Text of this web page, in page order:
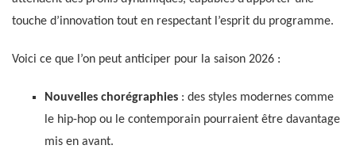
touche d’innovation tout en respectant l’esprit du programme.
Voici ce que l’on peut anticiper pour la saison 2026 :
Nouvelles chorégraphies: des styles modernes comme
le hip-hop ou le contemporain pourraient être davantage
mis en avant.